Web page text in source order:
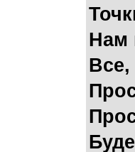
Нам
Все,